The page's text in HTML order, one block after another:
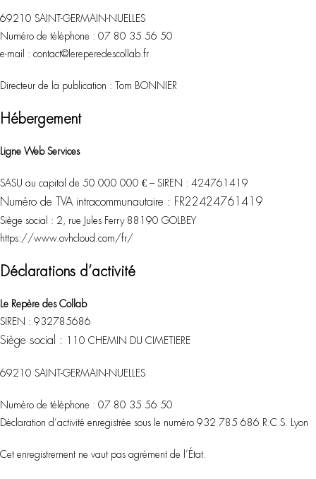
69210 SAINT-GERMAIN-NUELLES
Numéro de téléphone : 07 80 35 56 50
e-mail : contact@lereperedescollab.fr
Directeur de la publication : Tom BONNIER
Hébergement
Ligne Web Services
SASU au capital de 50 000 000 € – SIREN : 424761419
Numéro de TVA intracommunautaire : FR22424761419
Siège social : 2, rue Jules Ferry 88190 GOLBEY
https://www.ovhcloud.com/fr/
Déclarations d’activité
Le Repère des Collab
SIREN : 932785686
Siège social : 110 CHEMIN DU CIMETIERE
69210 SAINT-GERMAIN-NUELLES
Numéro de téléphone : 07 80 35 56 50
Déclaration d’activité enregistrée sous le numéro 932 785 686 R.C.S. Lyon
Cet enregistrement ne vaut pas agrément de l’État.